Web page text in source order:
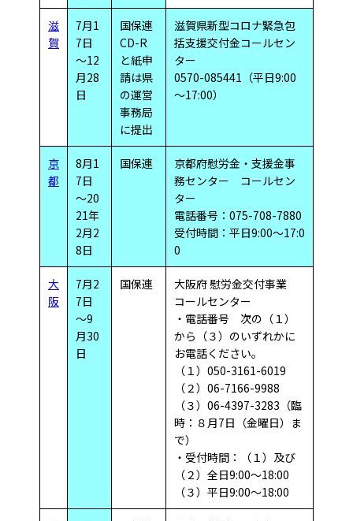
滋
賀
7月1
7日
～12
月28
日
国保連
CD-R
と紙申
請は県
の運営
事務局
に提出
滋賀県新型コロナ緊急包
括支援交付金コールセン
ター
0570-085441（平日9:00
～17:00）
京
都
8月1
7日
～20
21年
2月2
8日
国保連
京都府慰労金・支援金事
務センター コールセン
ター
電話番号：075-708-7880
受付時間：平日9:00～17:0
0
大
阪
7月2
7日
～9
月30
日
国保連
大阪府 慰労金交付事業
コールセンター
・電話番号 次の（１）
から（３）のいずれかに
お電話ください。
（１）050-3161-6019
（２）06-7166-9988
（３）06-4397-3283（臨
時：８月7日（金曜日）ま
で）
・受付時間：（１）及び
（２）全日9:00～18:00
（３）平日9:00～18:00